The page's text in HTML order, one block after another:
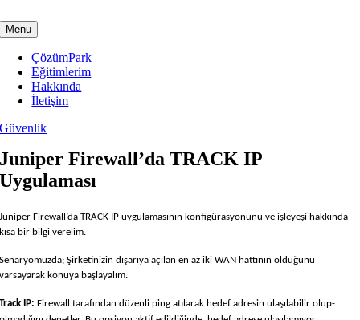
to
content
Menu
ÇözümPark
Eğitimlerim
Hakkında
İletişim
Güvenlik
Juniper Firewall’da TRACK IP
Uygulaması
Juniper Firewall’da TRACK IP uygulamasının konfigürasyonunu ve işleyeşi hakkında
kısa bir bilgi verelim.
Senaryomuzda; Şirketinizin dışarıya açılan en az iki WAN hattının olduğunu
varsayarak konuya başlayalım.
Track IP: Firewall tarafından düzenli ping atılarak hedef adresin ulaşılabilir olup-